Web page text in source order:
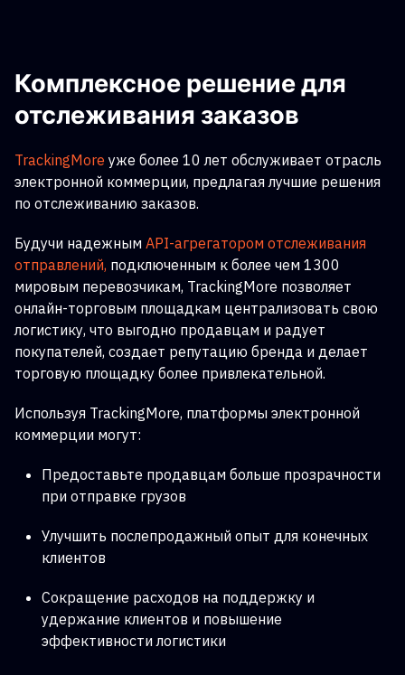
Комплексное решение для
отслеживания заказов
TrackingMore уже более 10 лет обслуживает отрасль
электронной коммерции, предлагая лучшие решения
по отслеживанию заказов.
Будучи надежным API-агрегатором отслеживания
отправлений, подключенным к более чем 1300
мировым перевозчикам, TrackingMore позволяет
онлайн-торговым площадкам централизовать свою
логистику, что выгодно продавцам и радует
покупателей, создает репутацию бренда и делает
торговую площадку более привлекательной.
Используя TrackingMore, платформы электронной
коммерции могут:
Предоставьте продавцам больше прозрачности
при отправке грузов
Улучшить послепродажный опыт для конечных
клиентов
Сокращение расходов на поддержку и
удержание клиентов и повышение
эффективности логистики